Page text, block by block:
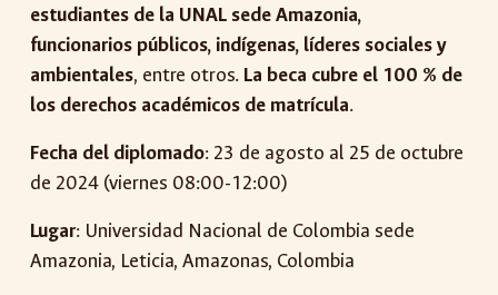
estudiantes de la UNAL sede Amazonia,
funcionarios públicos, indígenas, líderes sociales y
ambientales, entre otros. La beca cubre el 100 % de
los derechos académicos de matrícula.
Fecha del diplomado: 23 de agosto al 25 de octubre
de 2024 (viernes 08:00-12:00)
Lugar: Universidad Nacional de Colombia sede
Amazonia, Leticia, Amazonas, Colombia